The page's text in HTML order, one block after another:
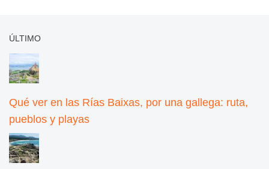
ÚLTIMO
Qué ver en las Rías Baixas, por una gallega: ruta,
pueblos y playas